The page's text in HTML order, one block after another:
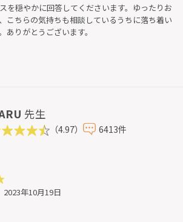
を穏やかに回答してくださいます。ゆったりお
こちらの気持ちも相談しているうちに落ち着い
ありがとうございます。
先生
（4.97） 6413件
2023年10月19日